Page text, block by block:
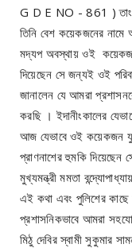
G D E NO - 861 ) তাং
তিনি বেশ কয়েকজনের নামে
মদ্যপ অবস্থায় ওই কয়েকজন
দিয়েছেন সে জন্যই ওই
জানালেন যে আমরা
করছি । ইদানীংকালের
আজ যেভাবে ওই কয়েকজন
প্রাণনাশের হুমকি দিয়েছেন
মুখ্যমন্ত্রী মমতা
এই কথা এবং পুলিশের কাছে
প্রশাসনিকভাবে আমরা
মিঠু দেবির স্বামী সুকুমার